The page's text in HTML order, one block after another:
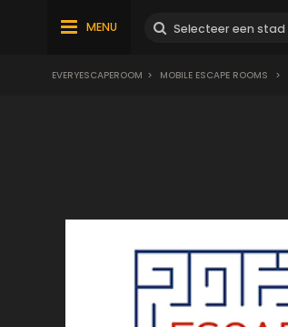
MENU
EVERYESCAPEROOM > MOBILE ESCAPE ROOMS >